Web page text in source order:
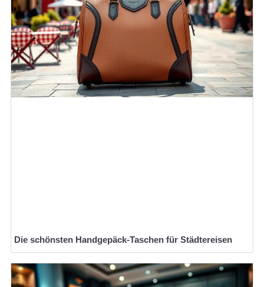
Die schönsten Handgepäck-Taschen für Städtereisen